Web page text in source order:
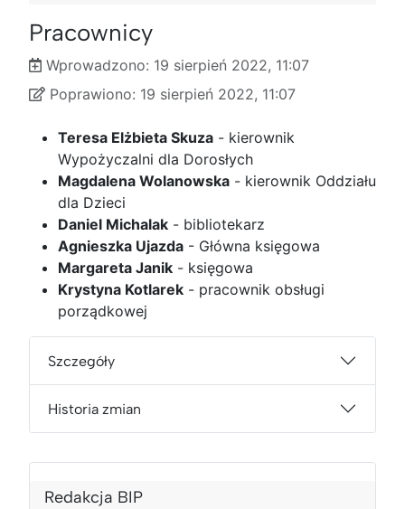
Redakcja BIP
Pracownicy
Wprowadzono
Wprowadzono: 19 sierpień 2022, 11:07
Poprawiono
Poprawiono: 19 sierpień 2022, 11:07
Teresa Elżbieta Skuza - kierownik
Wypożyczalni dla Dorosłych
Magdalena Wolanowska - kierownik Oddziału
dla Dzieci
Daniel Michalak - bibliotekarz
Agnieszka Ujazda - Główna księgowa
Margareta Janik - księgowa
Krystyna Kotlarek - pracownik obsługi
porządkowej
Szczegóły
Historia zmian